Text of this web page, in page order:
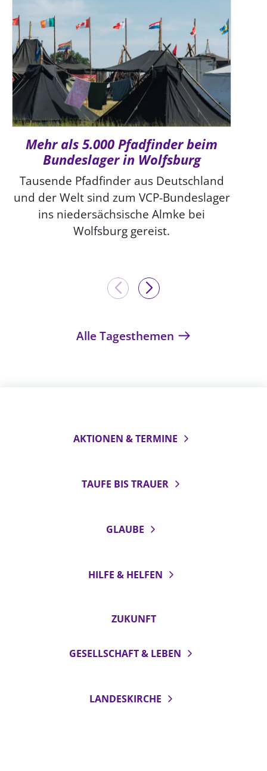
Mehr als 5.000 Pfadfinder beim
Bundeslager in Wolfsburg
Tausende Pfadfinder aus Deutschland
und der Welt sind zum VCP-Bundeslager
ins niedersächsische Almke bei
Wolfsburg gereist.
Alle Tagesthemen
AKTIONEN & TERMINE
TAUFE BIS TRAUER
GLAUBE
HILFE & HELFEN
ZUKUNFT
GESELLSCHAFT & LEBEN
LANDESKIRCHE